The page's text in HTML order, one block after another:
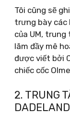
Tôi cũng sẽ
trưng bày các
của UM,
lãm đầy mê
được viết bởi
chiếc cốc
2. TRUNG
DADELAND